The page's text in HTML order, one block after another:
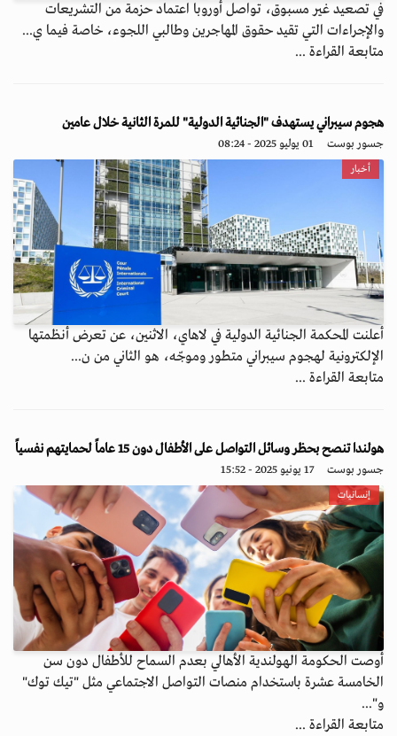
في تصعيد غير مسبوق، تواصل أوروبا اعتماد حزمة من التشريعات
والإجراءات التي تقيد حقوق المهاجرين وطالبي اللجوء، خاصة فيما ي...
متابعة القراءة ...
هجوم سيبراني يستهدف "الجنائية الدولية" للمرة الثانية خلال عامين
جسور بوست 01 يوليو 2025 - 08:24
أخبار
أعلنت المحكمة الجنائية الدولية في لاهاي، الاثنين، عن تعرض أنظمتها
الإلكترونية لهجوم سيبراني متطور وموجّه، هو الثاني من ن...
متابعة القراءة ...
هولندا تنصح بحظر وسائل التواصل على الأطفال دون 15 عاماً لحمايتهم نفسياً
جسور بوست 17 يونيو 2025 - 15:52
إنسانيات
أوصت الحكومة الهولندية الأهالي بعدم السماح للأطفال دون سن
الخامسة عشرة باستخدام منصات التواصل الاجتماعي مثل "تيك توك"
و"...
متابعة القراءة ...